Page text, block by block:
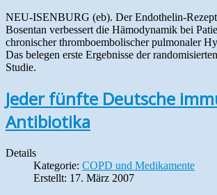
NEU-ISENBURG (eb). Der Endothelin-
Bosentan verbessert die Hämodynamik bei
chronischer thromboembolischer pulmonaler
Das belegen erste Ergebnisse der
Studie.
Jeder fünfte Deutsche
Antibiotika
Details
Kategorie: COPD und Medikamente
Erstellt: 17. März 2007